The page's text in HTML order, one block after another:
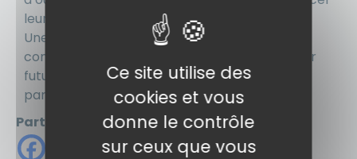
leurs connaissances en
zootechnie
Une expérience formatrice et exigeante, qui
contribue pleinement à la construction de leur
futur parcours professionnel. Bravo à tous les
participants !
Partager
Ce site utilise des
cookies et vous
donne le contrôle
sur ceux que vous